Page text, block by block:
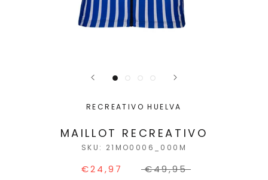
RECREATIVO HUELVA
MAILLOT RECREATIVO
SKU: 21MO0006_000M
€24,97 €49,95